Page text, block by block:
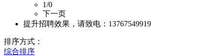
1/0
下一页
提升招聘效果，请致电：13767549919
排序方式：
综合排序